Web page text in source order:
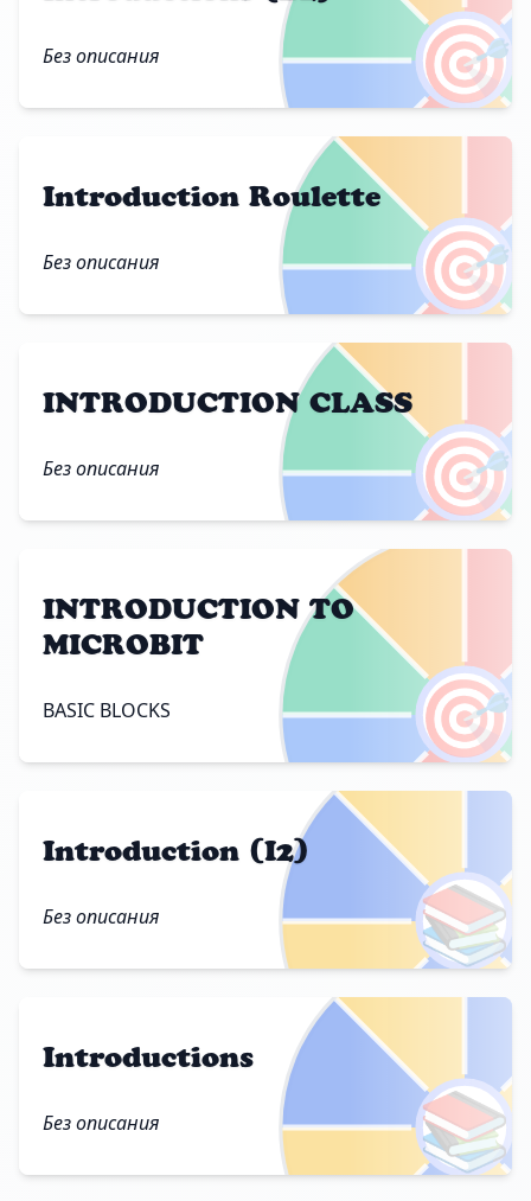
🎯
Без описания
🎯
Introduction Roulette
Без описания
🎯
INTRODUCTION CLASS
Без описания
🎯
INTRODUCTION TO
MICROBIT
BASIC BLOCKS
📚
Introduction (I2)
Без описания
📚
Introductions
Без описания